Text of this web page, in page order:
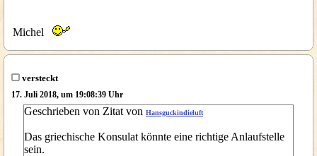
Michel
versteckt
17. Juli 2018, um 19:08:39 Uhr
Geschrieben von Zitat von Hansguckindieluft
Das griechische Konsulat könnte eine richtige Anlaufstelle
sein.